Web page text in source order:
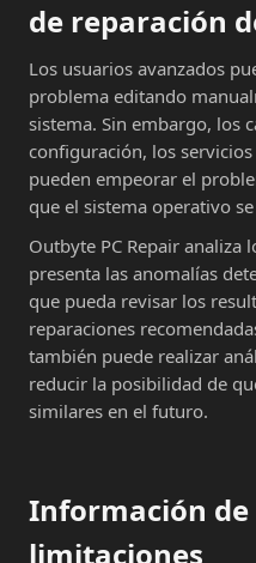
de reparación
Los usuarios avanzados
problema editando
sistema. Sin embargo, los
configuración, los
pueden empeorar el
que el sistema operativo
Outbyte PC Repair analiza
presenta las anomalías
que pueda revisar los
reparaciones
también puede realizar
reducir la posibilidad de
similares en el futuro.
Información
limitaciones